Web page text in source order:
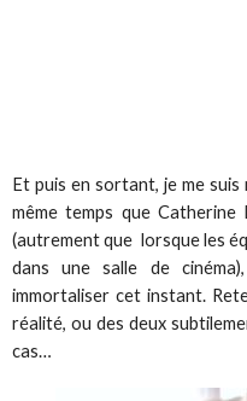
Et puis en sortant, je me suis
même temps que
(autrement que lorsque les
dans une salle de
immortaliser cet instant.
réalité, ou des deux
cas…